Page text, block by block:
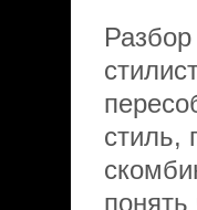
стиль,
понять